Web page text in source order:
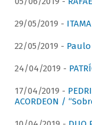
29/05/2019 -
22/05/2019 -
24/04/2019 -
17/04/2019 -
ACORDEON /